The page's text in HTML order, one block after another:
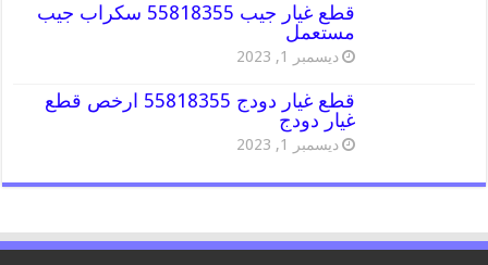
قطع غيار جيب 55818355 سكراب جيب
مستعمل
ديسمبر 1, 2023
قطع غيار دودج 55818355 ارخص قطع
غيار دودج
ديسمبر 1, 2023